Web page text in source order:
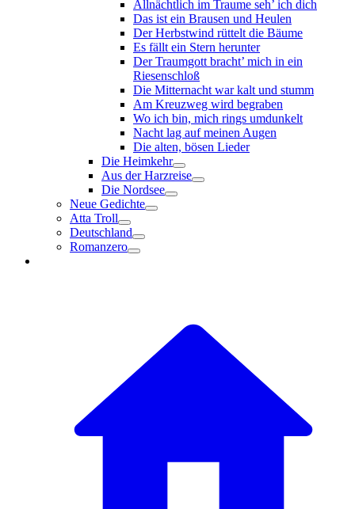
Allnächtlich im Traume seh’ ich dich
Das ist ein Brausen und Heulen
Der Herbstwind rüttelt die Bäume
Es fällt ein Stern herunter
Der Traumgott bracht’ mich in ein
Riesenschloß
Die Mitternacht war kalt und stumm
Am Kreuzweg wird begraben
Wo ich bin, mich rings umdunkelt
Nacht lag auf meinen Augen
Die alten, bösen Lieder
Die Heimkehr
Aus der Harzreise
Die Nordsee
Neue Gedichte
Atta Troll
Deutschland
Romanzero